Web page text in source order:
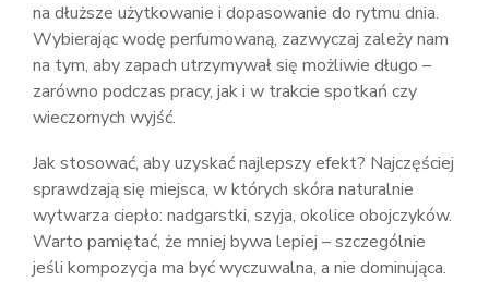
na dłuższe użytkowanie i dopasowanie do rytmu dnia.
Wybierając wodę perfumowaną, zazwyczaj zależy nam
na tym, aby zapach utrzymywał się możliwie długo –
zarówno podczas pracy, jak i w trakcie spotkań czy
wieczornych wyjść.
Jak stosować, aby uzyskać najlepszy efekt? Najczęściej
sprawdzają się miejsca, w których skóra naturalnie
wytwarza ciepło: nadgarstki, szyja, okolice obojczyków.
Warto pamiętać, że mniej bywa lepiej – szczególnie
jeśli kompozycja ma być wyczuwalna, a nie dominująca.